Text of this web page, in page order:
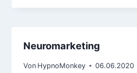
Neuromarketing
Von HypnoMonkey 06.06.2020